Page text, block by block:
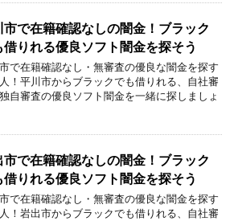
市で在籍確認なしの闇金！ブラック
借りれる優良ソフト闇金を探そう
で在籍確認なし・無審査の優良な闇金を探す
！平川市からブラックでも借りれる、自社審
自審査の優良ソフト闇金を一緒に探しましょ
市で在籍確認なしの闇金！ブラック
借りれる優良ソフト闇金を探そう
で在籍確認なし・無審査の優良な闇金を探す
！岩出市からブラックでも借りれる、自社審